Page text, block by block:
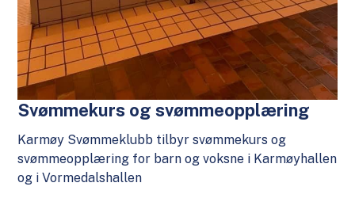
Svømmekurs og svømmeopplæring
Karmøy Svømmeklubb tilbyr svømmekurs og
svømmeopplæring for barn og voksne i Karmøyhallen
og i Vormedalshallen